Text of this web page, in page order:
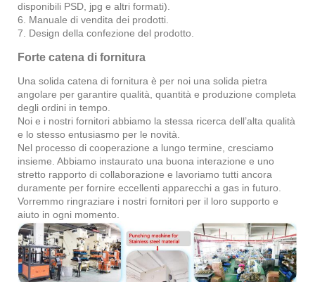
disponibili PSD, jpg e altri formati).
6. Manuale di vendita dei prodotti.
7. Design della confezione del prodotto.
Forte catena di fornitura
Una solida catena di fornitura è per noi una solida pietra
angolare per garantire qualità, quantità e produzione completa
degli ordini in tempo.
Noi e i nostri fornitori abbiamo la stessa ricerca dell’alta qualità
e lo stesso entusiasmo per le novità.
Nel processo di cooperazione a lungo termine, cresciamo
insieme. Abbiamo instaurato una buona interazione e uno
stretto rapporto di collaborazione e lavoriamo tutti ancora
duramente per fornire eccellenti apparecchi a gas in futuro.
Vorremmo ringraziare i nostri fornitori per il loro supporto e
aiuto in ogni momento.